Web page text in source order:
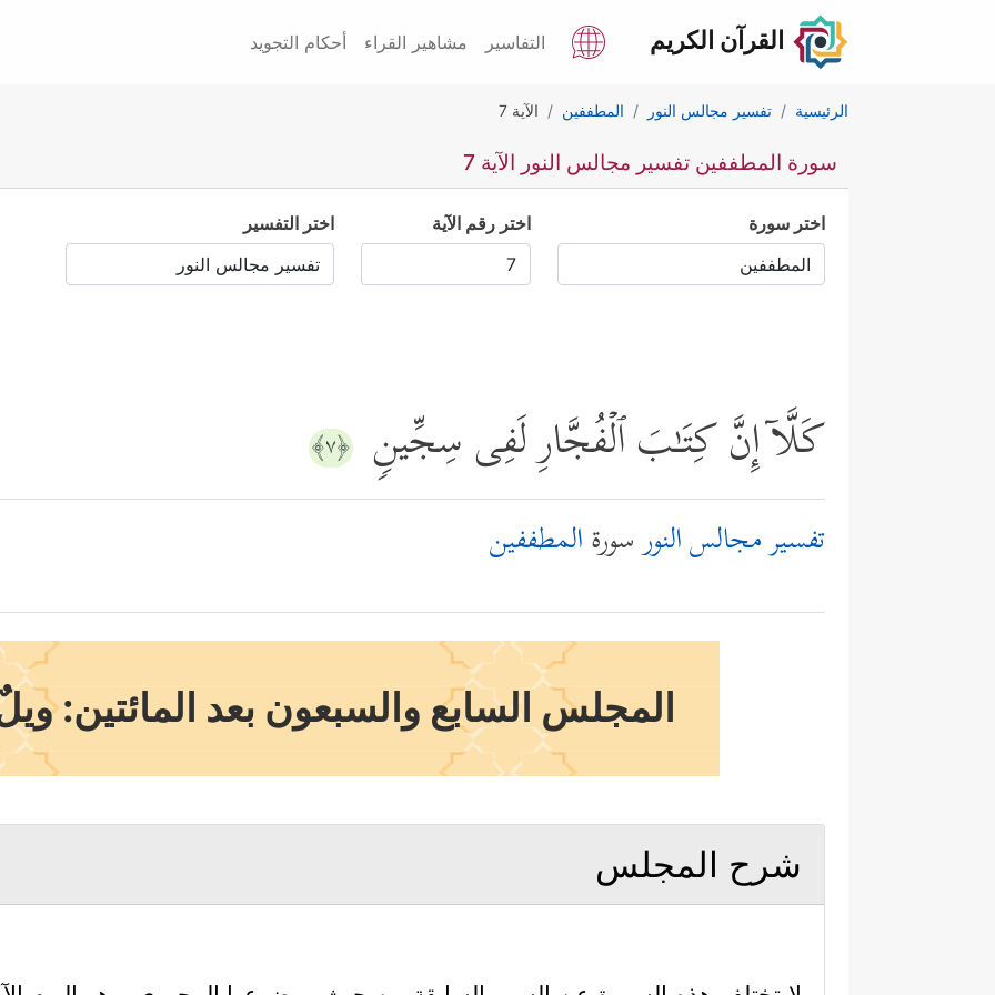
القرآن الكريم التفاسير مشاهير القراء أحكام التجويد
الرئيسية تفسير مجالس النور المطففين الآية 7
سورة المطففين تفسير مجالس النور الآية 7
اختر سورة اختر رقم الآية اختر التفسير
كَلَّاۤ إِنَّ كِتَـٰبَ ٱلۡفُجَّارِ لَفِی سِجِّینࣲ ﴿٧﴾
تفسير مجالس النورسورةالمطففين
المجلس السابع والسبعون بعد المائتين:
شرح المجلس